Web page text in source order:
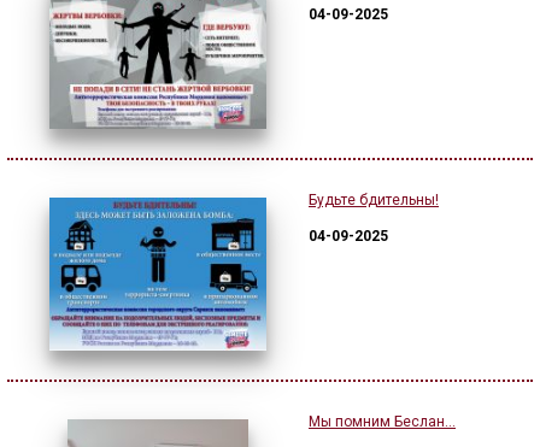
04-09-2025
Будьте бдительны!
04-09-2025
Мы помним Беслан…